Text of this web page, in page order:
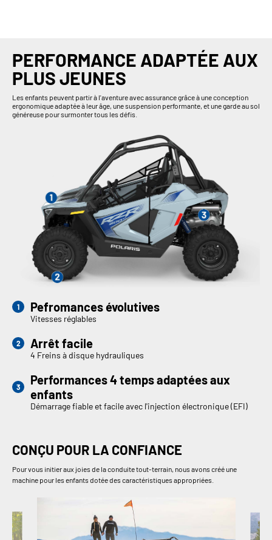
PERFORMANCE ADAPTÉE AUX
PLUS JEUNES
Les enfants peuvent partir à l'aventure avec assurance grâce à une conception
ergonomique adaptée à leur âge, une suspension performante, et une garde au sol
généreuse pour surmonter tous les défis.
Pefromances évolutives
Vitesses réglables
Arrêt facile
4 Freins à disque hydrauliques
Performances 4 temps adaptées aux
enfants
Démarrage fiable et facile avec l'injection électronique (EFI)
CONÇU POUR LA CONFIANCE
Pour vous initier aux joies de la conduite tout-terrain, nous avons créé une
machine pour les enfants dotée des caractéristiques appropriées.